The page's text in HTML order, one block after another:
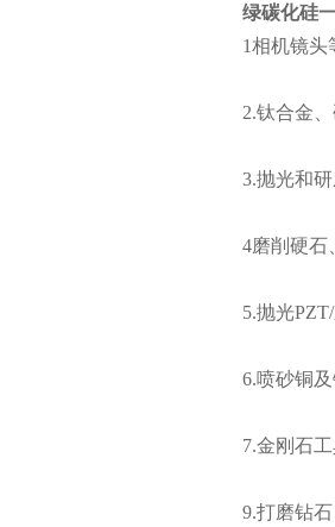
绿碳化硅
1相机镜头
2.钛合金
3.抛光和
4磨削硬石
5.抛光
6.喷砂铜
7.金刚石
9.打磨钻